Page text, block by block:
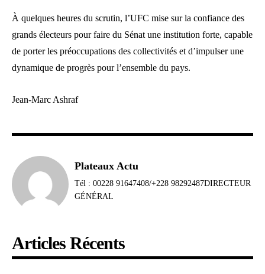
À quelques heures du scrutin, l’UFC mise sur la confiance des
grands électeurs pour faire du Sénat une institution forte, capable
de porter les préoccupations des collectivités et d’impulser une
dynamique de progrès pour l’ensemble du pays.
Jean-Marc Ashraf
Plateaux Actu
Tél : 00228 91647408/+228 98292487DIRECTEUR
GÉNÉRAL
Articles Récents